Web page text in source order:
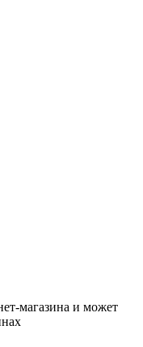
магазина и может